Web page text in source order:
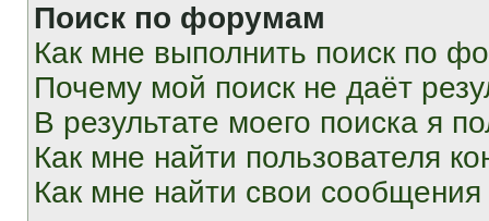
Поиск по форумам
Как мне выполнить поиск по
Почему мой поиск не даёт
В результате моего поиска я
Как мне найти пользователя
Как мне найти свои